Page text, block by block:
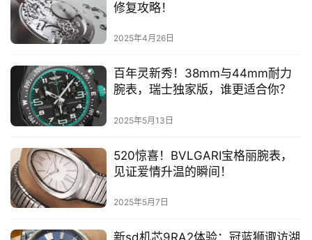
修复攻略！
2025年4月26日
百年灵新秀！38mm与44mm耐力
腕表，瑞士独家版，谁更适合你？
2025年5月13日
520惊喜！BVLGARI宝格丽腕表，
见证爱情升温的瞬间！
2025年5月7日
新sd机芯9RA2体验：冠蓝狮诹访湖